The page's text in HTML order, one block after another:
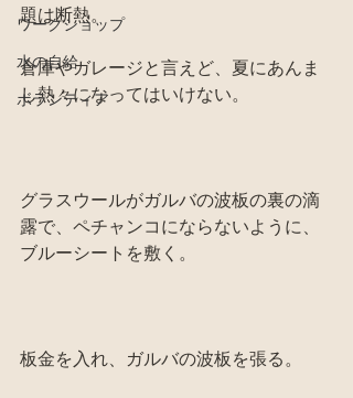
ワークショップ
水の自給
ボランティア
題は断熱。
倉庫やガレージと言えど、夏にあんま
し熱々になってはいけない。
グラスウールがガルバの波板の裏の滴
露で、ペチャンコにならないように、
ブルーシートを敷く。
板金を入れ、ガルバの波板を張る。